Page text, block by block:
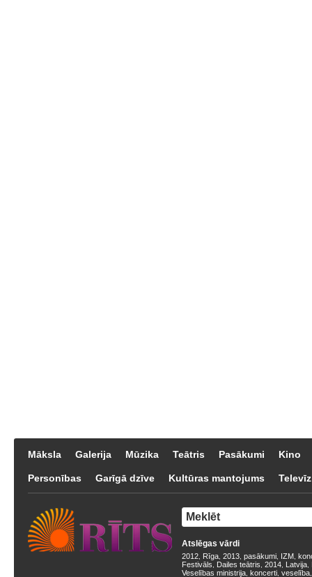
Māksla Galerija Mūzika Teātris Pasākumi Kino
Personības Garīgā dzīve Kultūras mantojums
Atslēgas vārdi
2012 Rīga 2013 pasākumi IZM
Festivāls
Dailes teātris 2014 Latvija
Veselības ministrija koncerti veselība